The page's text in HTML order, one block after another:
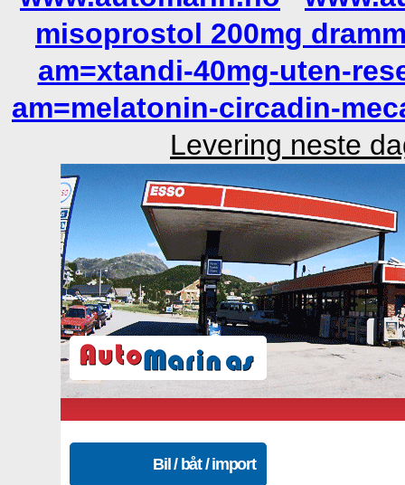
misoprostol 200mg
am=xtandi-40mg-uten-
am=melatonin-circadin-
Levering neste
Bil / båt / import